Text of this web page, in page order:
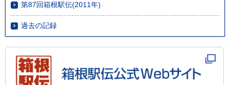
第87回箱根駅伝(2011年)
過去の記録